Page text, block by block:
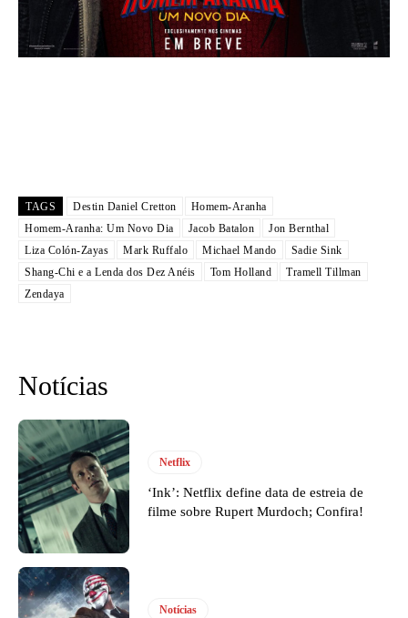
TAGS Destin Daniel Cretton
Homem-Aranha
Homem-Aranha: Um Novo Dia
Jacob Batalon
Jon Bernthal
Liza Colón-Zayas
Mark Ruffalo Michael Mando
Sadie Sink
Shang-Chi e a Lenda dos Dez Anéis
Tom Holland
Tramell Tillman
Zendaya
Notícias
Netflix
‘Ink’: Netflix define data de estreia de
filme sobre Rupert Murdoch; Confira!
Notícias